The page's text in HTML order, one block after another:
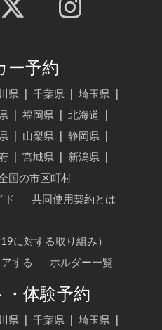
ー予約
県 千葉県 埼玉県
福岡県 北海道
山梨県 静岡県
宮城県 新潟県
国の市区町村
ド
共同使用契約とは
に対する取り組み）
する
ホルダー一覧
体験予約
県 千葉県 埼玉県